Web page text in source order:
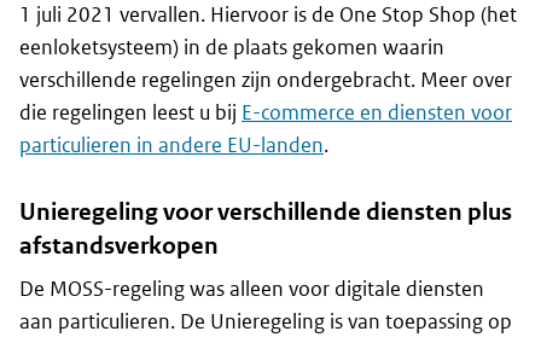
1 juli 2021 vervallen. Hiervoor is de One Stop Shop (het
eenloketsysteem) in de plaats gekomen waarin
verschillende regelingen zijn ondergebracht. Meer over
die regelingen leest u bij E-commerce en diensten voor
particulieren in andere EU-landen.
Unieregeling voor verschillende diensten plus
afstandsverkopen
De MOSS-regeling was alleen voor digitale diensten
aan particulieren. De Unieregeling is van toepassing op